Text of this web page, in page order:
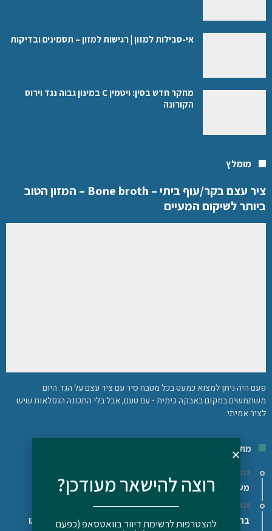
אי-סבילות למזון | רגישות למזון – תסמינים ובדיקות
מחקר חדש בסין: ויטמין C במינון גבוה נגד וירוס
הקורונה
מומלץ
ציר עצם בקר/עוף ביתי – Bone broth – המזון הטוב
ביותר לשיקום המעיים
פעם היה ניתן למצוא כמעט בכל מטבח סיר עם ציר עצם על הגז. היום
משתמשים במקום באבקה כימית - עם טעם, אבל בלי התכונה הנפלאות שיש
לציר אמיתי.
מתכונים
29/11/2019
מעדן גבינה ושמן פשתן/המפ (על פי דר' בודוויג)
16/02/2020
בראוניז שחיתות – טעימים, מזינים ובריאים – ללא גלוטן, פליאו
רוצה להישאר מעודכן?
להצטרפות לרשימת דיוור בוואטסאפ (כפעם